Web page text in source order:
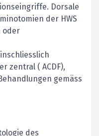
Dorsale
der HWS
oder
zentral ( ACDF),
gemäss
des